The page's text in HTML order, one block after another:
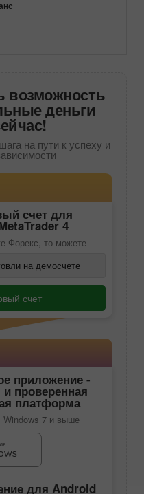
возможность
деньги
на пути к успеху и
счет для
4
Форекс, то можете
на демосчете
счет
приложение -
проверенная
платформа
Windows 7 и выше
для Android